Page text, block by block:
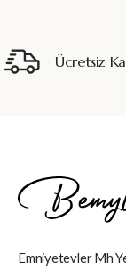
Ücretsiz
Emniyetevler Mh